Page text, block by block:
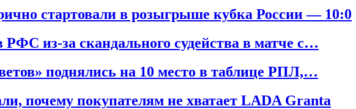
стартовали в розыгрыше кубка России — 10:0
из-за скандального судейства в матче с…
поднялись на 10 место в таблице РПЛ,…
почему покупателям не хватает LADA Granta